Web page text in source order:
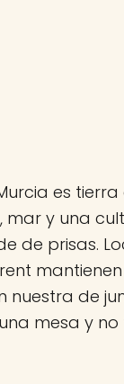
es
mar y una
de prisas.
nuestra de
mesa y